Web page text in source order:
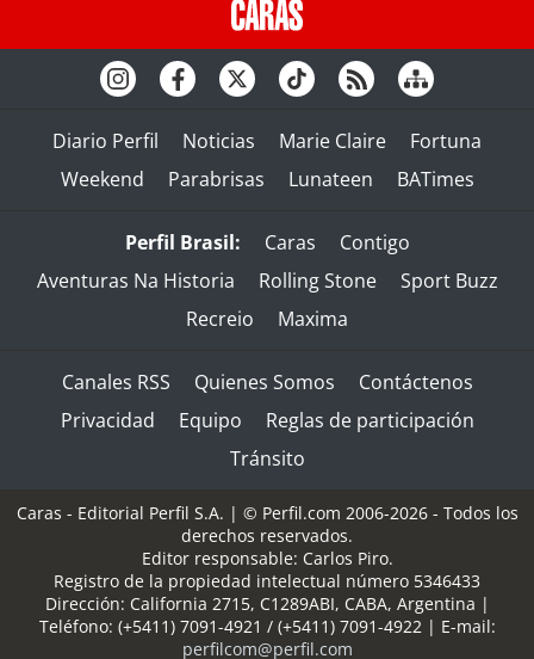
Diario Perfil Noticias Marie Claire
Fortuna
Weekend
Parabrisas Lunateen BATimes
Perfil Brasil: Caras
Contigo
Aventuras Na Historia
Rolling Stone
Sport Buzz
Recreio
Maxima
Canales RSS Quienes Somos
Contáctenos
Privacidad
Equipo
Reglas de participación
Tránsito
Caras - Editorial Perfil S.A. | © Perfil.com 2006-2026 - Todos los
derechos reservados.
Editor responsable: Carlos Piro.
Registro de la propiedad intelectual número 5346433
Dirección: California 2715, C1289ABI, CABA, Argentina |
Teléfono: (+5411) 7091-4921 / (+5411) 7091-4922| E-mail:
perfilcom@perfil.com